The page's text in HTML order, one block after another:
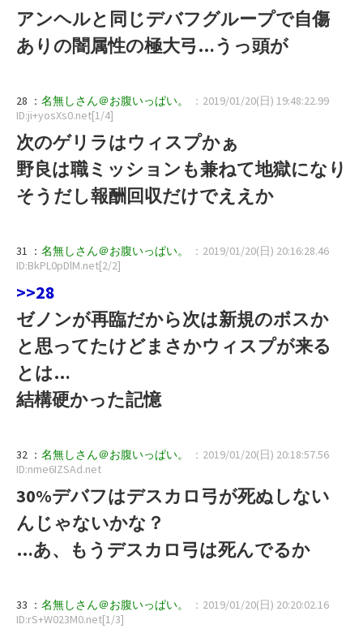
アンヘルと同じデバフグループで自傷
ありの闇属性の極大弓…うっ頭が
28 ： 名無しさん＠お腹いっぱい。
：2019/01/20(日) 19:48:22.99
ID:ji+yosXs0.net[1/4]
次のゲリラはウィスプかぁ
野良は職ミッションも兼ねて地獄になり
そうだし報酬回収だけでええか
31 ： 名無しさん＠お腹いっぱい。
：2019/01/20(日) 20:16:28.46
ID:BkPL0pDlM.net[2/2]
>>28
ゼノンが再臨だから次は新規のボスか
と思ってたけどまさかウィスプが来る
とは…
結構硬かった記憶
32 ： 名無しさん＠お腹いっぱい。
：2019/01/20(日) 20:18:57.56
ID:nme6IZSAd.net
30%デバフはデスカロ弓が死ぬしない
んじゃないかな？
…あ、もうデスカロ弓は死んでるか
33 ： 名無しさん＠お腹いっぱい。
：2019/01/20(日) 20:20:02.16
ID:rS+W023M0.net[1/3]